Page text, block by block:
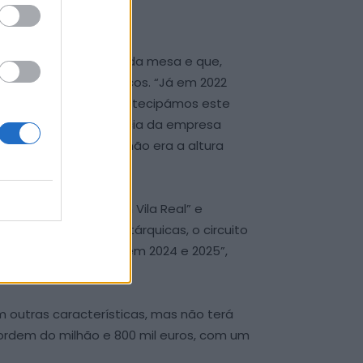
sempre em cima da mesa e que,
de carros elétricos. “Já em 2022
acabou por cair. Antecipámos este
pela falência da empresa
a FIA achou que não era a altura
declarou.
internacional em Vila Real” e
autárquicas, o circuito
internacionais em 2024 e 2025”,
outras características, mas não terá
do milhão e 800 mil euros, com um